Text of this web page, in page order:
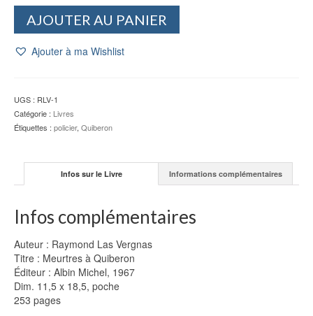
à
Raymond
LAS
VERGNAS
AJOUTER AU PANIER
Ajouter à ma Wishlist
UGS : RLV-1
Catégorie : Livres
Étiquettes : policier, Quiberon
Infos sur le Livre Informations complémentaires
Infos complémentaires
Auteur : Raymond Las Vergnas
Titre : Meurtres à Quiberon
Éditeur : Albin Michel, 1967
Dim. 11,5 x 18,5, poche
253 pages